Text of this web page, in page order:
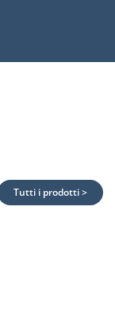
Tutti i prodotti >